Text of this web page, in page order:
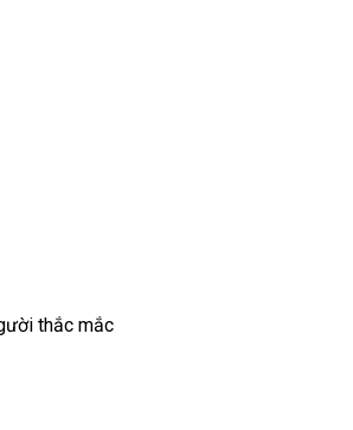
thắc mắc